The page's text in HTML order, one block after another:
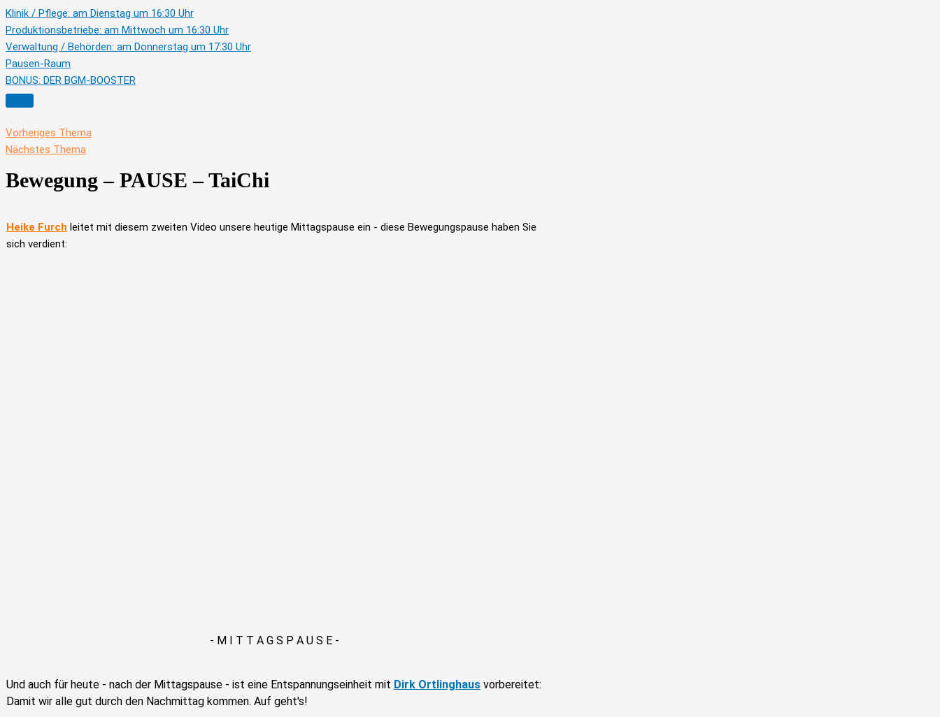
Klinik / Pflege: am Dienstag um 16:30 Uhr
Produktionsbetriebe: am Mittwoch um 16:30 Uhr
Verwaltung / Behörden: am Donnerstag um 17:30 Uhr
Pausen-Raum
BONUS: DER BGM-BOOSTER
Vorheriges Thema
Nächstes Thema
Bewegung – PAUSE – TaiChi
Heike Furch leitet mit diesem zweiten Video unsere heutige Mittagspause ein - diese Bewegungspause haben Sie
sich verdient:
- M I T T A G S P A U S E -
Und auch für heute - nach der Mittagspause - ist eine Entspannungseinheit mit Dirk Ortlinghaus vorbereitet:
Damit wir alle gut durch den Nachmittag kommen. Auf geht's!